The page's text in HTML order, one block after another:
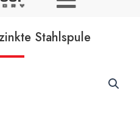
Stahlspule